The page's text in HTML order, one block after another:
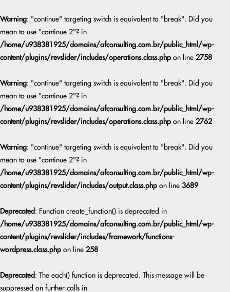
Warning: "continue" targeting switch is equivalent to "break". Did you
mean to use "continue 2"? in
/home/u938381925/domains/afconsulting.com.br/public_html/wp-
content/plugins/revslider/includes/operations.class.php on line 2758
Warning: "continue" targeting switch is equivalent to "break". Did you
mean to use "continue 2"? in
/home/u938381925/domains/afconsulting.com.br/public_html/wp-
content/plugins/revslider/includes/operations.class.php on line 2762
Warning: "continue" targeting switch is equivalent to "break". Did you
mean to use "continue 2"? in
/home/u938381925/domains/afconsulting.com.br/public_html/wp-
content/plugins/revslider/includes/output.class.php on line 3689
Deprecated : Function create_function() is deprecated in
/home/u938381925/domains/afconsulting.com.br/public_html/wp-
content/plugins/revslider/includes/framework/functions-
wordpress.class.php on line 258
Deprecated : The each() function is deprecated. This message will be
suppressed on further calls in